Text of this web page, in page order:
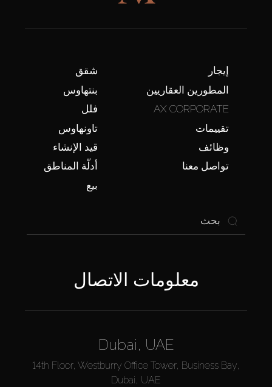
شقق
بنتهاوس
فلل
تاونهاوس
قيد الإنشاء
أدلّة المناطق
بيع
إيجار
المطورين العقاريين
AX CORPORATE
تقييمات
وظائف
تواصل معنا
معلومات الاتصال
Dubai, UAE
14th Floor, Westburry Office Tower, Business Bay,
Dubai, UAE